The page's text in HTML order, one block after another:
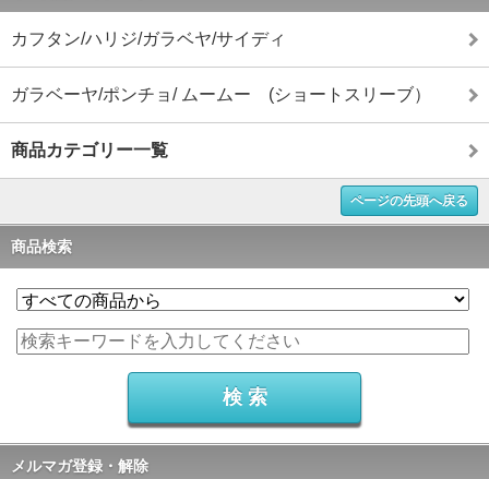
カフタン/ハリジ/ガラベヤ/サイディ
ガラベーヤ/ポンチョ/ ムームー (ショートスリーブ）
商品カテゴリー一覧
ページの先頭へ戻る
商品検索
メルマガ登録・解除